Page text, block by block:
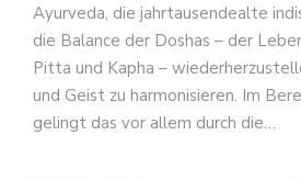
Ayurveda, die jahrtausendealte
die Balance der Doshas – der
Pitta und Kapha –
und Geist zu harmonisieren. Im
gelingt das vor allem durch die…